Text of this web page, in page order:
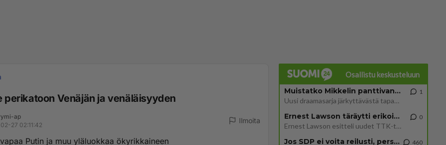
perikatoon Venäjän ja venäläisyyden
ap
27 02:11:42
Ilmoita
Putin ja muu yläluokkaa ökyrikkaineen
Osallistu keskusteluun
Muistatko Mikkelin panttivankidraaman?
Uusi draamasarja järkyttävästä tapauksesta on tulossa. Tositapahtumiin perustuva sarja ammentaa vuoden 1986 Mikkelin pan
1
Ernest Lawson täräytti erikoisen heiton TTK-lehdistötilaisuudessa: " Onko tässä tarkoituksena...?"
Ernest Lawson esitteli uudet TTK-tähtioppilaat ja opettajat torstaina 6.8. lehdistölle. Tulevalla kaudella on yksi hausk
0
Jos SDP ei voita reilusti, persut kumoavat demokratian Suomesta 460